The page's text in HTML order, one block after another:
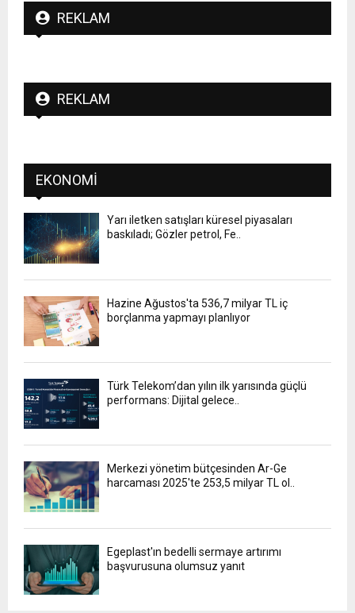
REKLAM
REKLAM
EKONOMI
Yarı iletken satışları küresel piyasaları
baskıladı; Gözler petrol, Fe..
Hazine Ağustos'ta 536,7 milyar TL iç
borçlanma yapmayı planlıyor
Türk Telekom’dan yılın ilk yarısında güçlü
performans: Dijital gelece..
Merkezi yönetim bütçesinden Ar-Ge
harcaması 2025'te 253,5 milyar TL ol..
Egeplast'ın bedelli sermaye artırımı
başvurusuna olumsuz yanıt